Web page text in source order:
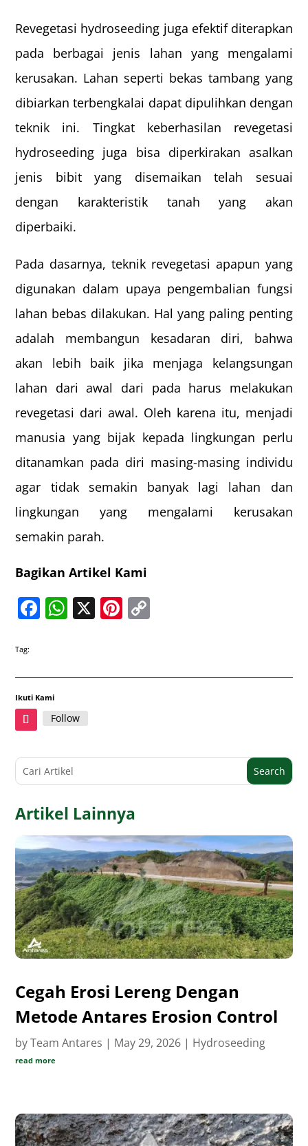
Revegetasi hydroseeding juga efektif diterapkan
pada berbagai jenis lahan yang mengalami
kerusakan. Lahan seperti bekas tambang yang
dibiarkan terbengkalai dapat dipulihkan dengan
teknik ini. Tingkat keberhasilan revegetasi
hydroseeding juga bisa diperkirakan asalkan
jenis bibit yang disemaikan telah sesuai
dengan karakteristik tanah yang akan
diperbaiki.
Pada dasarnya, teknik revegetasi apapun yang
digunakan dalam upaya pengembalian fungsi
lahan bebas dilakukan. Hal yang paling penting
adalah membangun kesadaran diri, bahwa
akan lebih baik jika menjaga kelangsungan
lahan dari awal dari pada harus melakukan
revegetasi dari awal. Oleh karena itu, menjadi
manusia yang bijak kepada lingkungan perlu
ditanamkan pada diri masing-masing individu
agar tidak semakin banyak lagi lahan dan
lingkungan yang mengalami kerusakan
semakin parah.
Bagikan Artikel Kami
Facebook
WhatsApp
X Pinterest
Tag:
Ikuti Kami
Follow
Artikel Lainnya
Cegah Erosi Lereng Dengan
Metode Antares Erosion Control
byTeam Antares | May 29, 2026 | Hydroseeding
read more